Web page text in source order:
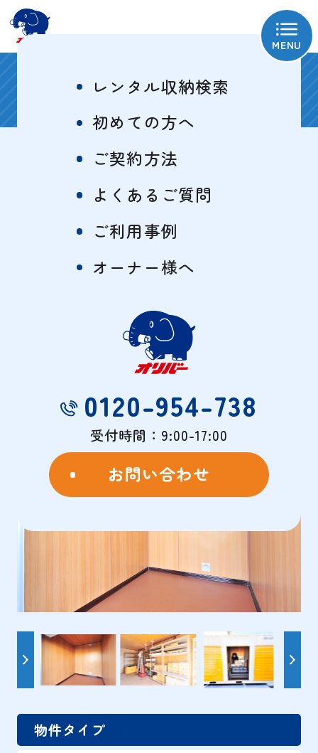
MENU
レンタル収納検索
初めての方へ
ご契約方法
よくあるご質問
ご利用事例
オーナー様へ
0120-954-738
受付時間：9:00-17:00
お問い合わせ
八王子上野町１号
サイズ・料金表
物件概要
- OVERVIEW -
物件タイプ